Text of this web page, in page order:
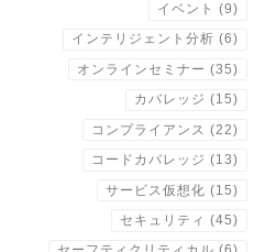
イベント (9)
インテリジェント分析 (6)
オンラインセミナー (35)
カバレッジ (15)
コンプライアンス (22)
コードカバレッジ (13)
サービス仮想化 (15)
セキュリティ (45)